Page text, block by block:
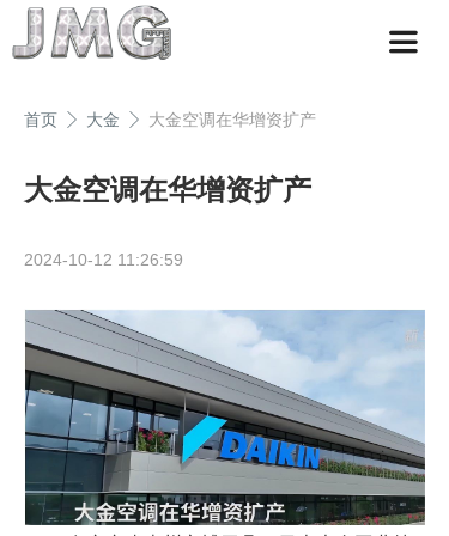
首页 大金 大金空调在华增资扩产
大金空调在华增资扩产
2024-10-12 11:26:59